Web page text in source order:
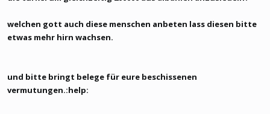
welchen gott auch diese menschen anbeten lass diesen bitte
etwas mehr hirn wachsen.
und bitte bringt belege für eure beschissenen
vermutungen.:help: